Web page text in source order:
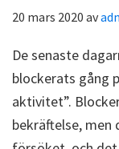
20 mars 2020 av
De senaste
blockerats gång
aktivitet”.
bekräftelse,